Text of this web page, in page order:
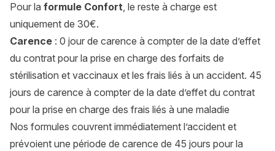
Pour la formule Confort, le reste à charge est
uniquement de 30€.
Carence : 0 jour de carence à compter de la date d’effet
du contrat pour la prise en charge des forfaits de
stérilisation et vaccinaux et les frais liés à un accident. 45
jours de carence à compter de la date d’effet du contrat
pour la prise en charge des frais liés à une maladie
Nos formules couvrent immédiatement l’accident et
prévoient une période de carence de 45 jours pour la